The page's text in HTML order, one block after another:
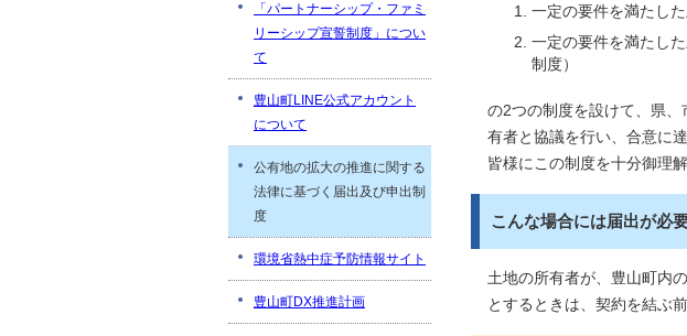
一定の要件を満たし
一定の要件を満たし
制度）
の2つの制度を設けて、県
有者と協議を行い、合意に
皆様にこの制度を十分御理
こんな場合には届出が必
土地の所有者が、豊山町内
とするときは、契約を結ぶ
「パートナーシップ・ファミ
リーシップ宣誓制度」につい
て
豊山町LINE公式アカウント
について
公有地の拡大の推進に関する
法律に基づく届出及び申出制
度
環境省熱中症予防情報サイト
豊山町DX推進計画